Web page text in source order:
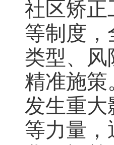
社区矫正
等制度，
类型、风
精准施策
发生重大
等力量，